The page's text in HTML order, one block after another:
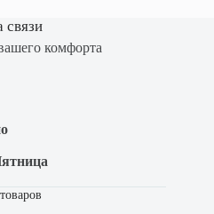
связи
комфорта